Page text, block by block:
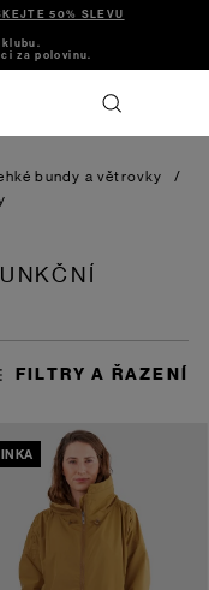
50% SLEVU
klubu.
za polovinu.
bundy a větrovky
/